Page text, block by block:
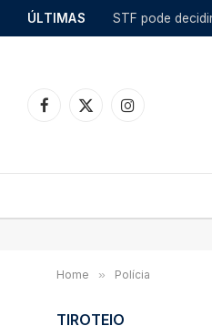
ÚLTIMAS
Facebook
X
Instagram
Home » Polícia
TIROTEIO